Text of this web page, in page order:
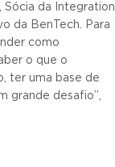
Sócia da Integration
da BenTech. Para
como
o que o
ter uma base de
grande desafio”,